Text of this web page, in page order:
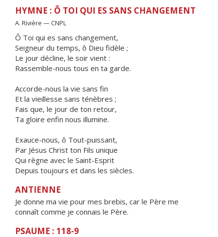
HYMNE : Ô TOI QUI ES SANS CHANGEMENT
A. Rivière — CNPL
Ô Toi qui es sans changement,
Seigneur du temps, ô Dieu fidèle ;
Le jour décline, le soir vient :
Rassemble-nous tous en ta garde.
Accorde-nous la vie sans fin
Et la vieillesse sans ténèbres ;
Fais que, le jour de ton retour,
Ta gloire enfin nous illumine.
Exauce-nous, ô Tout-puissant,
Par Jésus Christ ton Fils unique
Qui règne avec le Saint-Esprit
Depuis toujours et dans les siècles.
ANTIENNE
Je donne ma vie pour mes brebis, car le Père me
connaît comme je connais le Père.
PSAUME : 118-9